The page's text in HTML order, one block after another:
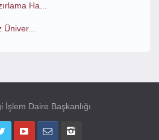
Ha...
İşlem Daire Başkanlığı